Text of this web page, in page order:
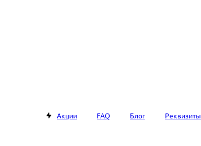
Акции FAQ Блог Реквизиты